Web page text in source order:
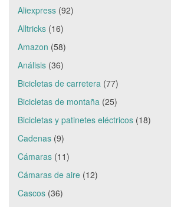
Aliexpress (92)
Alltricks (16)
Amazon (58)
Análisis (36)
Bicicletas de carretera (77)
Bicicletas de montaña (25)
Bicicletas y patinetes eléctricos (18)
Cadenas (9)
Cámaras (11)
Cámaras de aire (12)
Cascos (36)